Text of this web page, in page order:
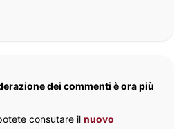
dei commenti è ora più
consutare il nuovo